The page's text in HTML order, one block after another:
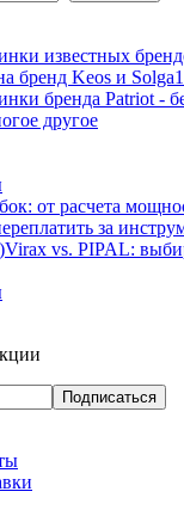
известных
бренд Keos и Solga
бренда Patriot -
другое
от расчета
за
Virax vs. PIPAL:
Подписаться